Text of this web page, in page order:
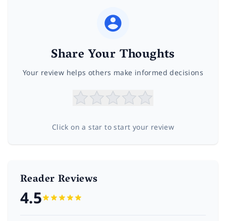
Share Your Thoughts
Your review helps others make informed decisions
Click on a star to start your review
Reader Reviews
4.5